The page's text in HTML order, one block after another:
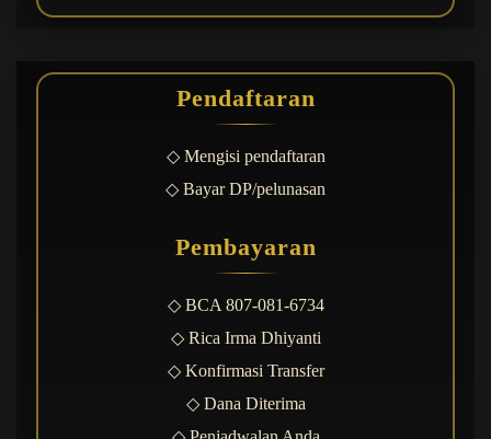
Pendaftaran
◇ Mengisi pendaftaran
◇ Bayar DP/pelunasan
Pembayaran
◇ BCA 807-081-6734
◇ Rica Irma Dhiyanti
◇ Konfirmasi Transfer
◇ Dana Diterima